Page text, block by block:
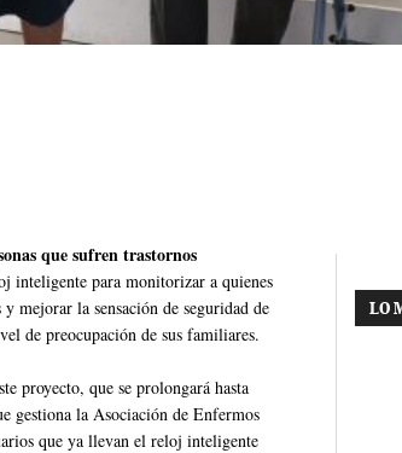
que sufren trastornos
inteligente para monitorizar a quienes
mejorar la sensación de seguridad de
de preocupación de sus familiares.
proyecto, que se prolongará hasta
gestiona la Asociación de Enfermos
que ya llevan el reloj inteligente
LO